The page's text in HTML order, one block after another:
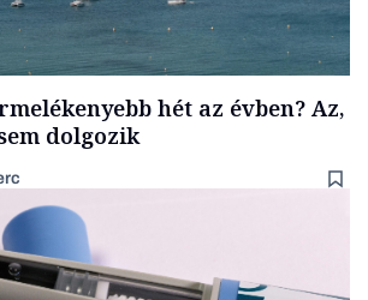
hét az évben? Az,
dolgozik